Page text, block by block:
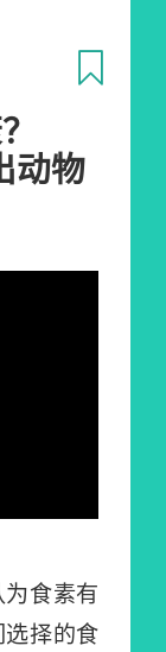
动物
食素有
择的食